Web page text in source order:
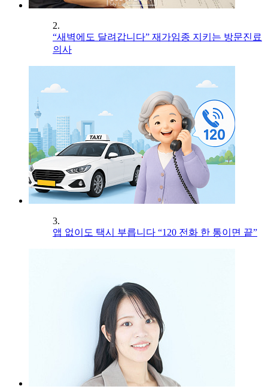
2.
“새벽에도 달려갑니다” 재가임종 지키는 방문진료
의사
3.
앱 없이도 택시 부릅니다 “120 전화 한 통이면 끝”